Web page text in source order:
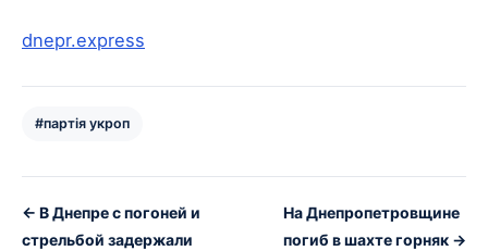
dnepr.express
#партія укроп
← В Днепре с погоней и
стрельбой задержали
На Днепропетровщине
погиб в шахте горняк →